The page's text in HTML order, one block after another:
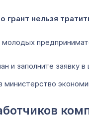
грант нельзя
и заполните